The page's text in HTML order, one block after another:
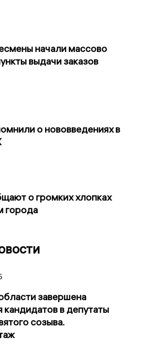
начали массово
выдачи заказов
о нововведениях в
о громких хлопках
города
завершена
кандидатов в депутаты
созыва.